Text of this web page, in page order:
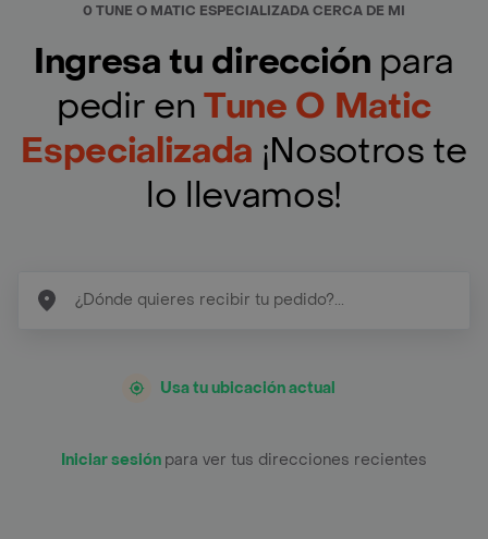
0 TUNE O MATIC ESPECIALIZADA CERCA DE MI
Ingresa tu dirección para
pedir enTune O Matic
Especializada ¡Nosotros te
lo llevamos!
Usa tu ubicación actual
Iniciar sesión para ver tus direcciones recientes